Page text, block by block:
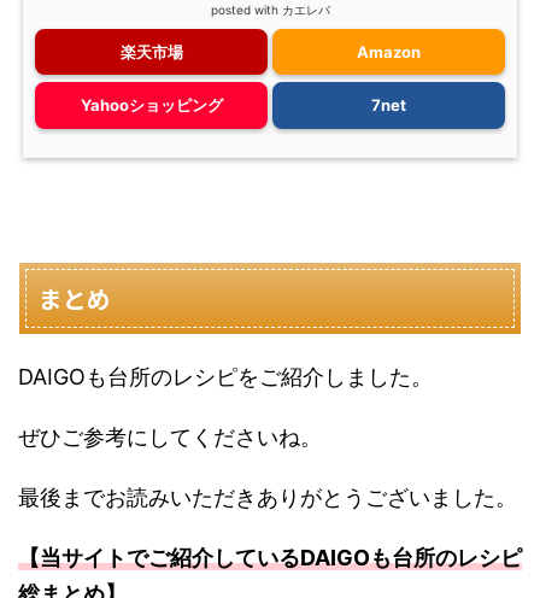
posted with カエレバ
楽天市場 Amazon
Yahooショッピング 7net
まとめ
DAIGOも台所のレシピをご紹介しました。
ぜひご参考にしてくださいね。
最後までお読みいただきありがとうございました。
【当サイトでご紹介しているDAIGOも台所のレシピ